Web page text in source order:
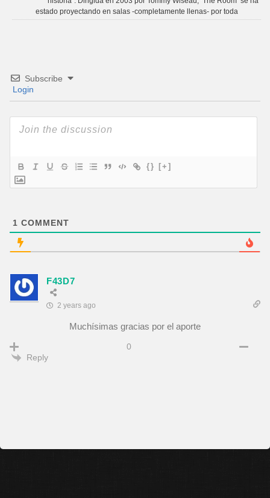
estado proyectando en salas -completamente llenas- por toda
Subscribe
Login
{} [+]
1 COMMENT
F43D7
2 years ago
Muchísimas gracias por el aporte
0
Reply